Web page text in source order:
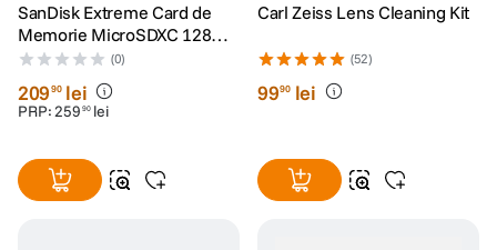
SanDisk Extreme Card de
Memorie MicroSDXC 128GB
A2 C10 V30 UHS-I U3 +
Adaptor SD + 1 An
RescuePRO Deluxe
(0)
20990 lei
PRP:259 90 lei
Carl Zeiss Lens Cleaning Kit
(52)
9990 lei